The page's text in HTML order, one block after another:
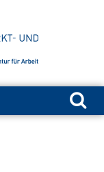
Suchen nach: